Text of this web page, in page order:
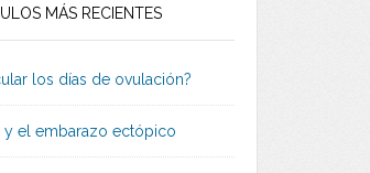
MÁS RECIENTES
los días de ovulación?
y el embarazo ectópico